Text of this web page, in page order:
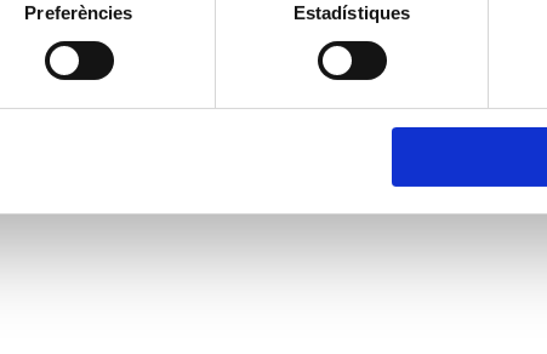
Preferències Estadístiques